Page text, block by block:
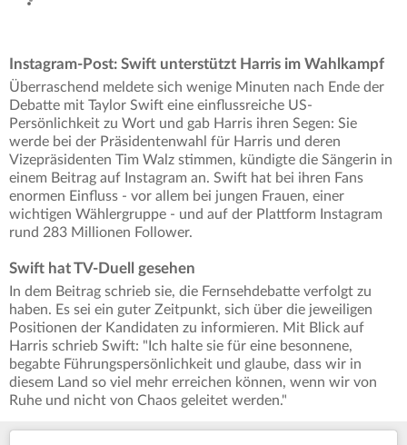
Instagram-Post: Swift unterstützt Harris im Wahlkampf
Überraschend meldete sich wenige Minuten nach Ende der
Debatte mit Taylor Swift eine einflussreiche US-
Persönlichkeit zu Wort und gab Harris ihren Segen: Sie
werde bei der Präsidentenwahl für Harris und deren
Vizepräsidenten Tim Walz stimmen, kündigte die Sängerin in
einem Beitrag auf Instagram an. Swift hat bei ihren Fans
enormen Einfluss - vor allem bei jungen Frauen, einer
wichtigen Wählergruppe - und auf der Plattform Instagram
rund 283 Millionen Follower.
Swift hat TV-Duell gesehen
In dem Beitrag schrieb sie, die Fernsehdebatte verfolgt zu
haben. Es sei ein guter Zeitpunkt, sich über die jeweiligen
Positionen der Kandidaten zu informieren. Mit Blick auf
Harris schrieb Swift: "Ich halte sie für eine besonnene,
begabte Führungspersönlichkeit und glaube, dass wir in
diesem Land so viel mehr erreichen können, wenn wir von
Ruhe und nicht von Chaos geleitet werden."